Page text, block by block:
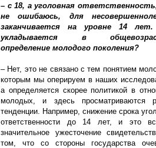
– с 18, а уголовная
не ошибаюсь, для
заканчивается на уровне 14
укладывается в
определение молодого поколения?
– Нет, это не связано с тем понятием
которым мы оперируем в наших
а определяется скорее политикой в
молодых, и здесь просматриваются
тенденции. Например, снижение срока
ответственности до 14 лет, и это
значительное ужесточение
том, что со стороны государства